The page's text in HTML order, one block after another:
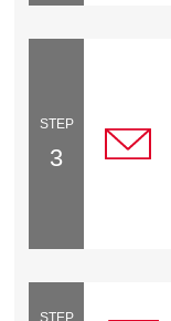
STEP
3
STEP